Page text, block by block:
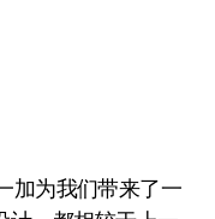
为我们带来了一